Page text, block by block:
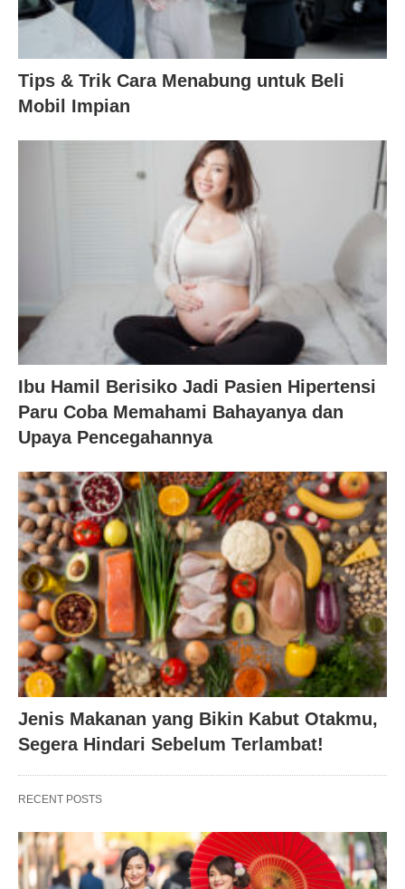
Tips & Trik Cara Menabung untuk Beli
Mobil Impian
Ibu Hamil Berisiko Jadi Pasien Hipertensi
Paru Coba Memahami Bahayanya dan
Upaya Pencegahannya
Jenis Makanan yang Bikin Kabut Otakmu,
Segera Hindari Sebelum Terlambat!
RECENT POSTS